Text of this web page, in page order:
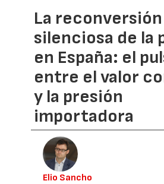
La reconversión
silenciosa de la
en España: el
entre el valor
y la presión
importadora
Elio Sancho